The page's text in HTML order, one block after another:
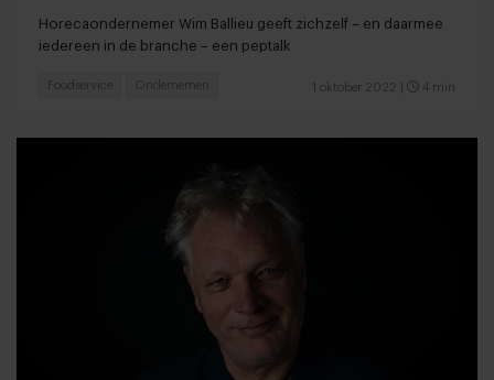
Horecaondernemer Wim Ballieu geeft zichzelf – en daarmee
iedereen in de branche – een peptalk
1 oktober 2022 4 min
Foodservice Ondernemen